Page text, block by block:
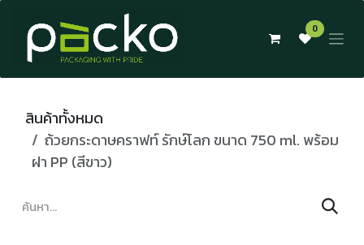
Skip to Content
0
สินค้าทั้งหมด
ถ้วยกระดาษคราฟท์ รักษ์โลก ขนาด 750 ml. พร้อม
ฝา PP (สีขาว)